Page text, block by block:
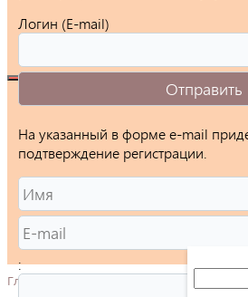
Главная
Логин (E-mail)
На указанный в форме e-mail
подтверждение регистрации.
: